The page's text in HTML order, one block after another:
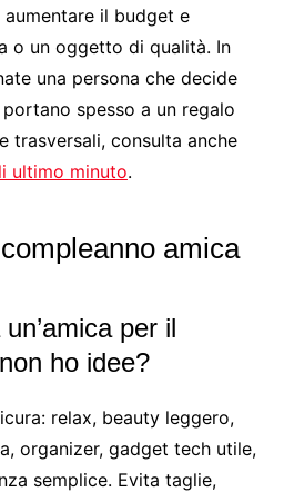
il budget e
o un oggetto di qualità. In
una persona che decide
spesso a un regalo
trasversali, consulta anche
ultimo minuto.
amica
per il
ho idee?
relax, beauty leggero,
organizer, gadget tech utile,
semplice. Evita taglie,